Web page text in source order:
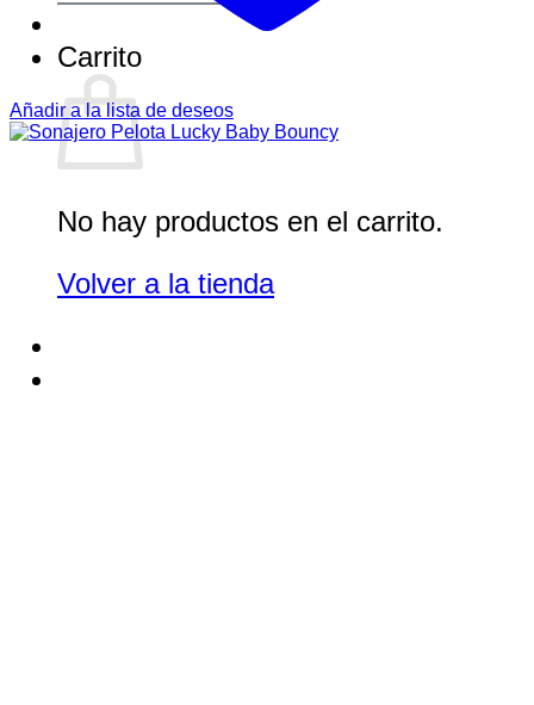
Carrito
No hay productos en el carrito.
Volver a la tienda
Añadir a la lista de deseos